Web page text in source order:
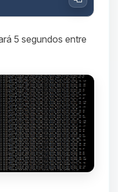
Copiar
5 segundos entre